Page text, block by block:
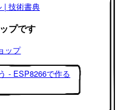
| 技術書典
プです
ップ
- ESP8266で作る